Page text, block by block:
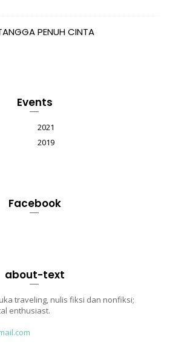
PENUH CINTA
Events
2021
2019
Facebook
about-text
traveling, nulis fiksi dan nonfiksi;
enthusiast.